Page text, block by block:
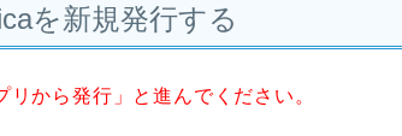
を新規発行する
リから発行」と進んでください。